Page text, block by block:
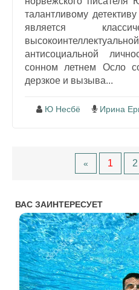
талантливому
является
антисоциальной
сонном летнем Осло
дерзкое и вызыва...
Ю Несбё Ирина
« 1 2